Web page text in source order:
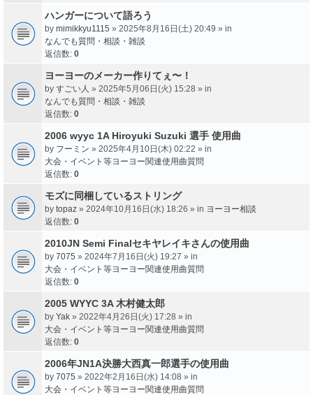
ハンガーについて語ろう
by mimikkyu1115 » 2025年8月16日(土) 20:49 » in
なんでも質問・相談・雑談
返信数: 0
ヨーヨーのメーカー作りてぇ〜！
by すごい人 » 2025年5月06日(火) 15:28 » in
なんでも質問・相談・雑談
返信数: 0
2006 wyyc 1A Hiroyuki Suzuki 選手 使用曲
by フーミン » 2025年4月10日(木) 02:22 » in
大会・イベント等ヨーヨー関連使用曲質問
返信数: 0
モズに同梱しているストリング
by topaz » 2024年10月16日(水) 18:26 » in ヨーヨー相談
返信数: 0
2010JN Semi Finalセキヤレイキさんの使用曲
by 7075 » 2024年7月16日(火) 19:27 » in
大会・イベント等ヨーヨー関連使用曲質問
返信数: 0
2005 WYYC 3A 木村健太郎
by Yak » 2022年4月26日(火) 17:28 » in
大会・イベント等ヨーヨー関連使用曲質問
返信数: 0
2006年JN1A決勝大西真一郎選手の使用曲
by 7075 » 2022年2月16日(水) 14:08 » in
大会・イベント等ヨーヨー関連使用曲質問